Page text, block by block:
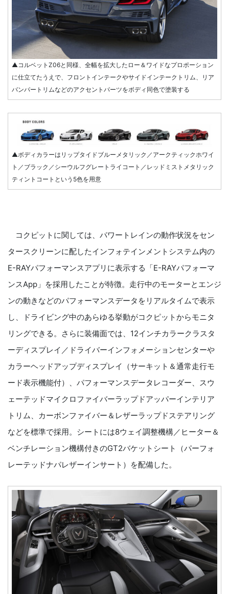
▲コルベットZ06と同様、全幅を拡大したロー＆ワイドなプロポーション
に仕立てたうえで、フロントインテークやサイドインテークトリム、リア
バンパートリムなどのアクセントパーツをボディ同色で塗装する
▲ボディカラーはリップタイドブルーメタリック／アークティックホワイ
ト／ブラック／シーウルフグレートライコート／レッドミストメタリック
ティントコートという5色を用意
コクピットに関しては、パワートレインの動作状況をセン
タースクリーンに配したインフォテインメントシステム内の
E-RAYパフォーマンスアプリに表示する「E-RAYパフォーマ
ンスApp」を採用したことが特徴。走行中のモーターとエンジ
ンの動きなどのパフォーマンスデータをリアルタイムで表示
し、ドライビング中のあらゆる挙動がコクピットからモニタ
リングできる。さらに装備面では、12インチカラークラスタ
ーディスプレイ／ドライバーインフォメーションセンターや
カラーヘッドアップディスプレイ（サーキット＆通常走行モ
ード表示機能付）、パフォーマンスデータレコーダー、スウ
ェーテッドマイクロファイバーラップドアッパーインテリア
トリム、カーボンファイバー＆レザーラップドステアリング
などを標準で採用。シートには8ウェイ調整機構／ヒーター＆
ベンチレーション機構付きのGT2バケットシート（パーフォ
レーテッドナパレザーインサート）を配備した。